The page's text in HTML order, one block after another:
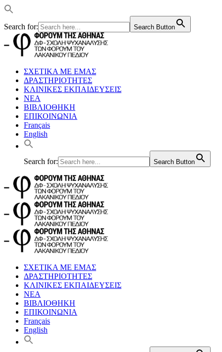
Search for: Search Button
ΣΧΕΤΙΚΑ ΜΕ ΕΜΑΣ
ΔΡΑΣΤΗΡΙΟΤΗΤΕΣ
ΚΛΙΝΙΚΕΣ ΕΚΠΑΙΔΕΥΣΕΙΣ
ΝΕΑ
ΒΙΒΛΙΟΘΗΚΗ
ΕΠΙΚΟΙΝΩΝΙΑ
Français
English
Search for: Search Button
ΣΧΕΤΙΚΑ ΜΕ ΕΜΑΣ
ΔΡΑΣΤΗΡΙΟΤΗΤΕΣ
ΚΛΙΝΙΚΕΣ ΕΚΠΑΙΔΕΥΣΕΙΣ
ΝΕΑ
ΒΙΒΛΙΟΘΗΚΗ
ΕΠΙΚΟΙΝΩΝΙΑ
Français
English